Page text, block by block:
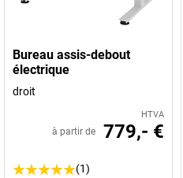
Bureau assis-debout
électrique
droit
HTVA
à partir de 779,- €
(1)